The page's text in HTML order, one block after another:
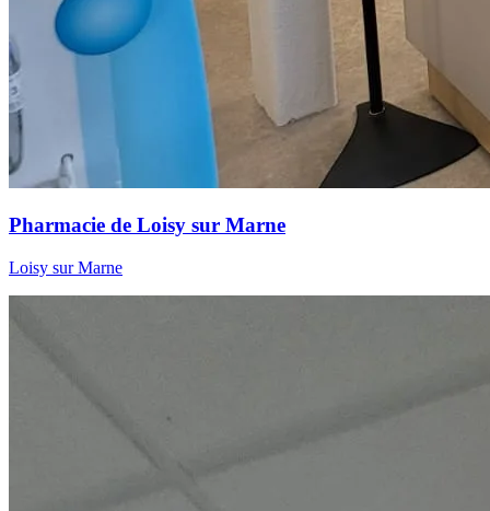
Pharmacie de Loisy sur Marne
Loisy sur Marne